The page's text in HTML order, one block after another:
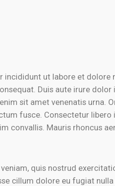
ut labore et dolore
Duis aute irure
sit amet venenatis urna.
fusce. Consectetur libero
convallis. Mauris rhoncus
quis nostrud
cillum dolore eu fugiat